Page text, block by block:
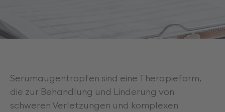
Karriere
Serumaugentropfen sind eine Therapieform,
die zur Behandlung und Linderung von
schweren Verletzungen und komplexen